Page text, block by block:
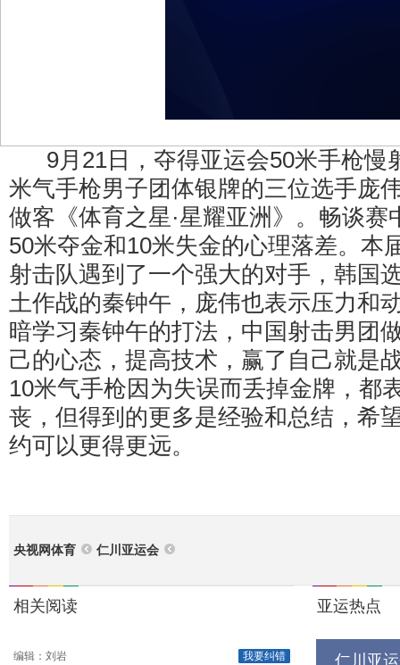
9月21日，夺得亚运会50米手枪慢
米气手枪男子团体银牌的三位选手庞
做客《体育之星·星耀亚洲》。畅谈赛
50米夺金和10米失金的心理落差。本
射击队遇到了一个强大的对手，韩国
土作战的秦钟午，庞伟也表示压力和
暗学习秦钟午的打法，中国射击男团
己的心态，提高技术，赢了自己就是
10米气手枪因为失误而丢掉金牌，都
丧，但得到的更多是经验和总结，希
约可以更得更远。
央视网体育 仁川亚运会
相关阅读
我要纠错
编辑：刘岩
亚运热点
仁川亚